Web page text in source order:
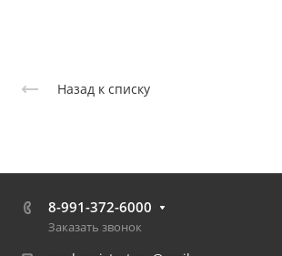
Назад к списку
8-991-372-6000
Заказать звонок